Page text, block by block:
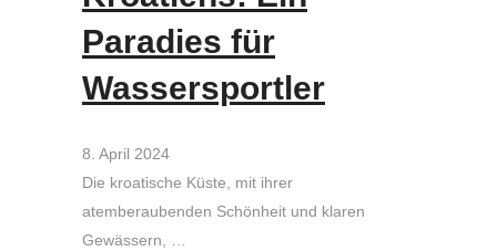
Paradies für
Wassersportler
8. April 2024
Die kroatische Küste, mit ihrer
atemberaubenden Schönheit und klaren
Gewässern, …